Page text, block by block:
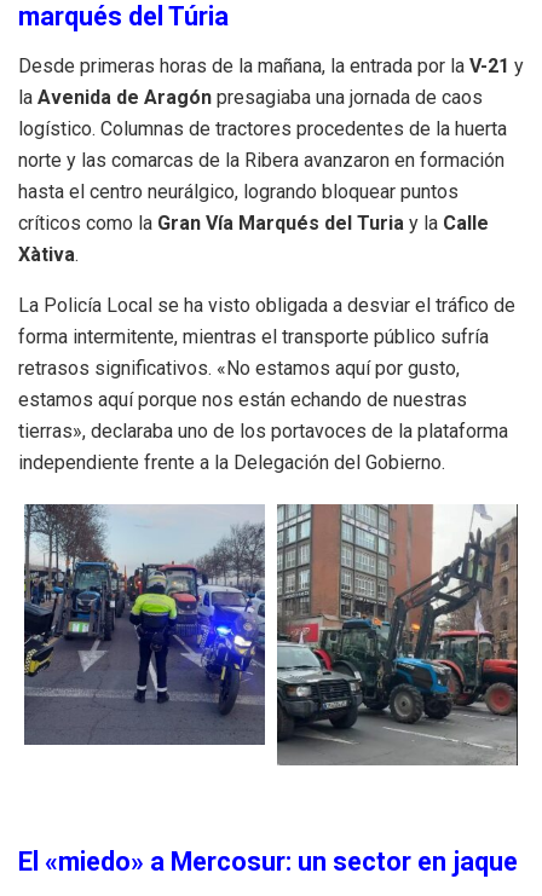
marqués del Túria
Desde primeras horas de la mañana, la entrada por la V-21 y
la Avenida de Aragón presagiaba una jornada de caos
logístico. Columnas de tractores procedentes de la huerta
norte y las comarcas de la Ribera avanzaron en formación
hasta el centro neurálgico, logrando bloquear puntos
críticos como la Gran Vía Marqués del Turia y la Calle
Xàtiva.
La Policía Local se ha visto obligada a desviar el tráfico de
forma intermitente, mientras el transporte público sufría
retrasos significativos. «No estamos aquí por gusto,
estamos aquí porque nos están echando de nuestras
tierras», declaraba uno de los portavoces de la plataforma
independiente frente a la Delegación del Gobierno.
El «miedo» a Mercosur: un sector en jaque